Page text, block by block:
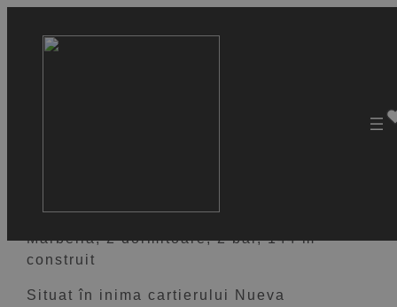
795.000 €
Marbella, 2 dormitoare, 2 băi, 144 m²
construit
Situat în inima cartierului Nueva